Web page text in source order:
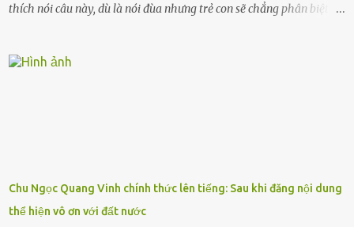
thích nói câu này, dù là nói đùa nhưng trẻ con sẽ chẳng phân biệt
khuyên nhủ con thật cẩn thận. Nếu cháu không nghe lời, cảnh sát
để được giúp đỡ thì có thể sẽ bỏ lỡ cơ hội và gặp nguy hiểm. Trẻ con
có biết gì đâu Nhiều người cứ coi trẻ còn nhỏ nên dù có phạm sai
lầm, thì họ cũng không trách mắng. Nhưng nếu người lớn tuổi
Chu Ngọc Quang Vinh chính thức lên tiếng: Sau khi đăng nội dung
thể hiện vô ơn với đất nước